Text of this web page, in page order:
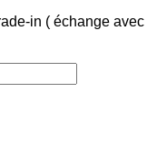
in ( échange